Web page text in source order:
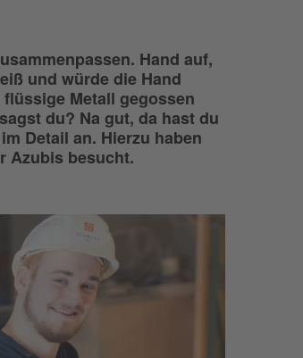
Hand auf,
und würde die Hand
Metall gegossen
du? Na gut, da hast du
Detail an. Hierzu haben
Azubis besucht.